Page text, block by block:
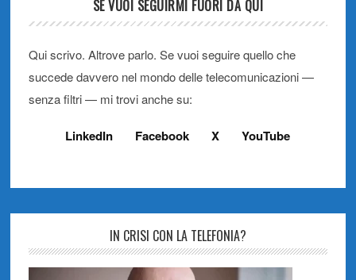
SE VUOI SEGUIRMI FUORI DA QUI
Qui scrivo. Altrove parlo. Se vuoi seguire quello che
succede davvero nel mondo delle telecomunicazioni —
senza filtri — mi trovi anche su:
LinkedIn Facebook X YouTube
IN CRISI CON LA TELEFONIA?